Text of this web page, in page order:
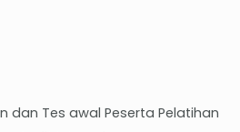
dan Tes awal Peserta Pelatihan